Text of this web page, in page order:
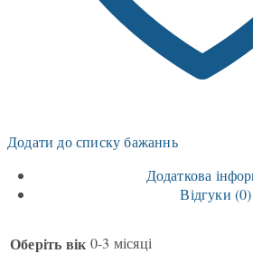
Додати до списку бажаннь
Додаткова
Відгуки (0)
Оберіть вік 0-3 місяці